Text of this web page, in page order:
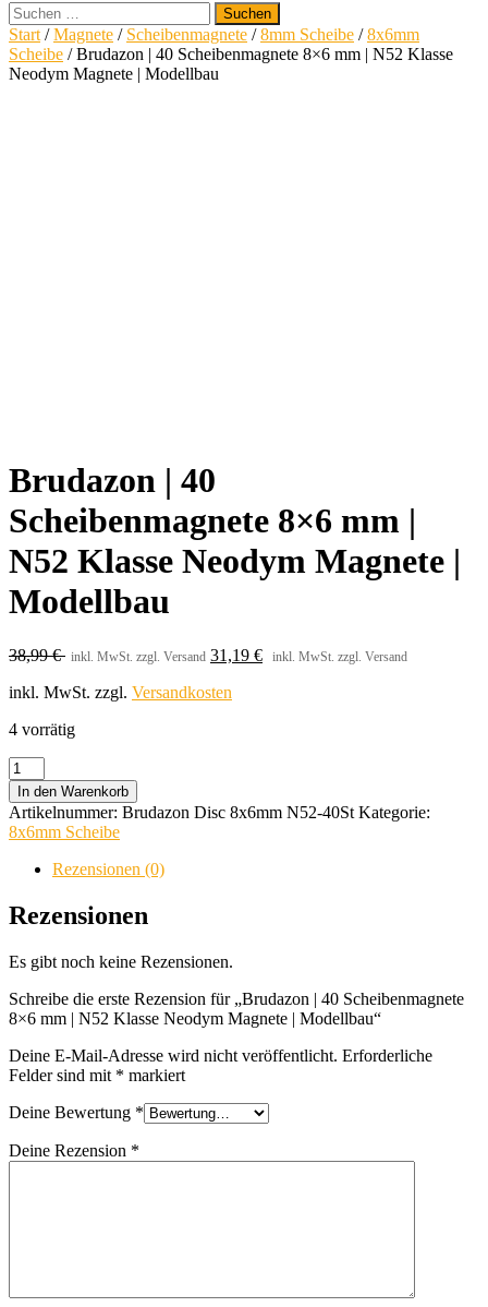
Suchen
nach:
Start /Magnete / Scheibenmagnete /8mm Scheibe /8x6mm
Scheibe / Brudazon | 40 Scheibenmagnete 8×6 mm | N52 Klasse
Neodym Magnete | Modellbau
Brudazon | 40
Scheibenmagnete 8×6 mm |
N52 Klasse Neodym Magnete |
Modellbau
38,99€ inkl. MwSt. zzgl. Versand 31,19 € inkl. MwSt. zzgl. Versand
inkl. MwSt. zzgl. Versandkosten
4 vorrätig
Brudazon
|
40
Scheibenmagnete
8x6
N52
Klasse
Magnete
Modellbau
Menge
In den Warenkorb
Artikelnummer: Brudazon Disc 8x6mm N52-40St Kategorie:
8x6mm Scheibe
Rezensionen (0)
Rezensionen
Es gibt noch keine Rezensionen.
Schreibe die erste Rezension für „Brudazon | 40 Scheibenmagnete
8×6 mm | N52 Klasse Neodym Magnete | Modellbau“
Deine E-Mail-Adresse wird nicht veröffentlicht. Erforderliche
Felder sind mit * markiert
Deine Bewertung *
Deine Rezension *